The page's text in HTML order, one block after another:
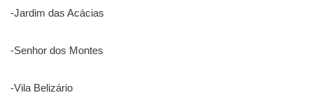
-Jardim das Acácias
-Senhor dos Montes
-Vila Belizário